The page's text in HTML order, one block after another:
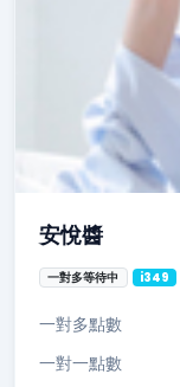
安悅醬
一對多等待中 i349
一對多點數
一對一點數